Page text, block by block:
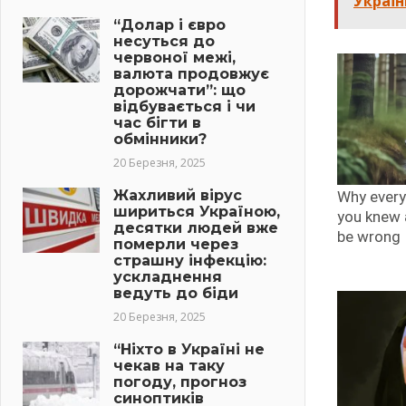
“Долар і євро
несуться до
червоної межі,
валюта продовжує
дорожчати”: що
відбувається і чи
час бігти в
обмінники?
20 Березня, 2025
Жахливий вірус
шириться Україною,
десятки людей вже
померли через
страшну інфекцію:
ускладнення
ведуть до біди
20 Березня, 2025
“Ніхто в Україні не
чекав на таку
погоду, прогноз
синоптиків